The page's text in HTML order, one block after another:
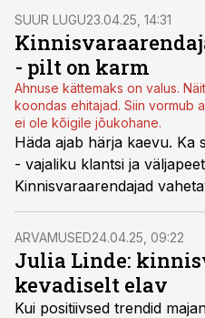
pilti.
SUUR LUGU23.04.25, 14:31
- pilt on karm
Ahnuse kättemaks on valus.
koondas ehitajad. Siin vormub
ei ole kõigile jõukohane.
Häda ajab härja kaevu. Ka
- vajaliku klantsi ja
Kinnisvaraarendajad
lendavad, näiteks
Everaus Kinnisvara on üks
tuleb välja valdkonna
tervikpilt.
ARVAMUSED24.04.25, 09:22
Julia Linde:
kevadiselt elav
Kui positiivsed trendid